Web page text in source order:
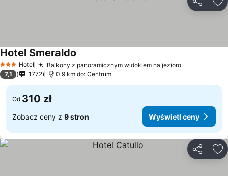
3 Kategoria
Hotel Balkony z panoramicznym widokiem na jezioroWyświetl
Hotel Smeraldo
7,1 1772 0.9 km do: Centrum
Od 310 zł
Zobacz ceny z 9 stron Wyświetl ceny